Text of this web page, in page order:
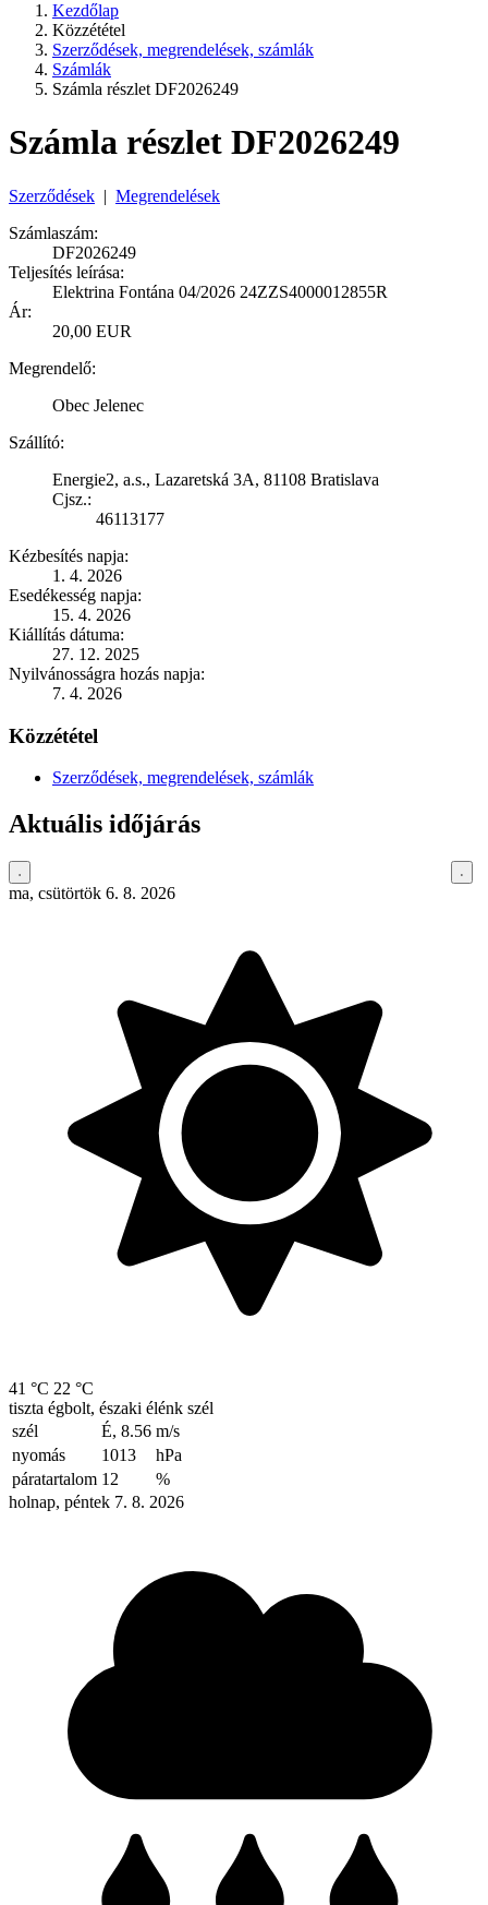
Kezdőlap
Közzététel
Szerződések, megrendelések, számlák
Számlák
Számla részlet DF2026249
Számla részlet DF2026249
Szerződések | Megrendelések
Számlaszám:
DF2026249
Teljesítés leírása:
Elektrina Fontána 04/2026 24ZZS4000012855R
Ár:
20,00 EUR
Megrendelő:
Obec Jelenec
Szállító:
Energie2, a.s., Lazaretská 3A, 81108 Bratislava
Cjsz.:
46113177
Kézbesítés napja:
1. 4. 2026
Esedékesség napja:
15. 4. 2026
Kiállítás dátuma:
27. 12. 2025
Nyilvánosságra hozás napja:
7. 4. 2026
Közzététel
Szerződések, megrendelések, számlák
Aktuális időjárás
ma, csütörtök 6. 8. 2026
41 °C 22 °C
tiszta égbolt, északi élénk szél
szél
É, 8.56 m/s
nyomás
1013
hPa
páratartalom 12
%
holnap, péntek 7. 8. 2026